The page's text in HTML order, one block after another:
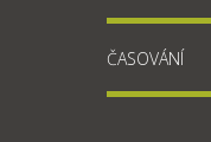
ČASOVÁNÍ